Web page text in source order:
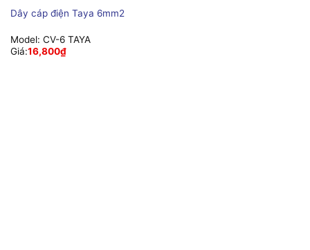
Dây cáp điện Taya 6mm2
Model: CV-6 TAYA
Giá:16,800₫